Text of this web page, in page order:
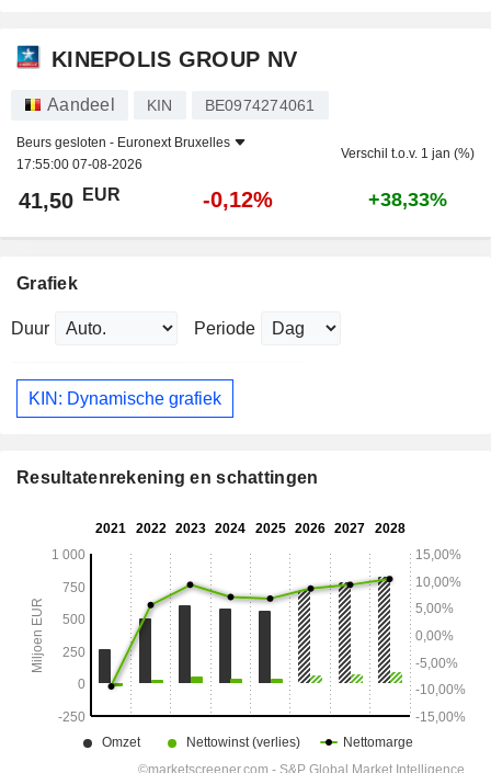
KINEPOLIS GROUP NV
Aandeel KIN BE0974274061
Beurs gesloten - Euronext Bruxelles
17:55:00 07-08-2026
Verschil t.o.v. 1 jan (%)
41,50 EUR -0,12% +38,33%
Grafiek
Duur Periode
KIN: Dynamische grafiek
Resultatenrekening en schattingen